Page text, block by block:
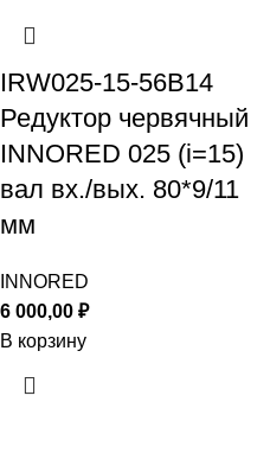
IRW025-15-56B14
Редуктор червячный
INNORED 025 (i=15)
вал вх./вых. 80*9/11
мм
INNORED
6 000,00 ₽
В корзину